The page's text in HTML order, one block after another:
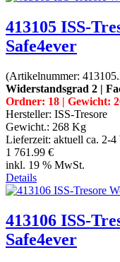
413105 ISS-
Safe4ever
(Artikelnummer:
Widerstandsgrad 2 |
Ordner: 18 | Gewicht:
Hersteller: ISS-Tresore
Gewicht.: 268 Kg
Lieferzeit: aktuell ca. 2-4
1 761.99 €
inkl. 19 % MwSt.
Details
413106 ISS-
Safe4ever